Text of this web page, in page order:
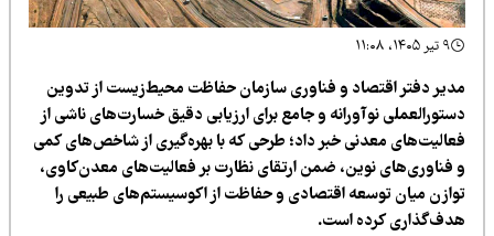
دفتر اقتصاد و فناوری سازمان حفاظت محیط‌زیست از تدوین
نوآورانه و جامع برای ارزیابی دقیق خسارت‌های ناشی از
معدنی خبر داد؛ طرحی که با بهره‌گیری از شاخص‌های کمی
فناوری‌های نوین، ضمن ارتقای نظارت بر فعالیت‌های معدن‌کاوی،
میان توسعه اقتصادی و حفاظت از اکوسیستم‌های طبیعی را
کرده است.